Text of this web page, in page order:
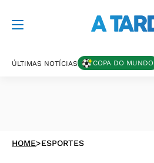
ÚLTIMAS NOTÍCIAS COPA DO MUNDO
HOME>ESPORTES